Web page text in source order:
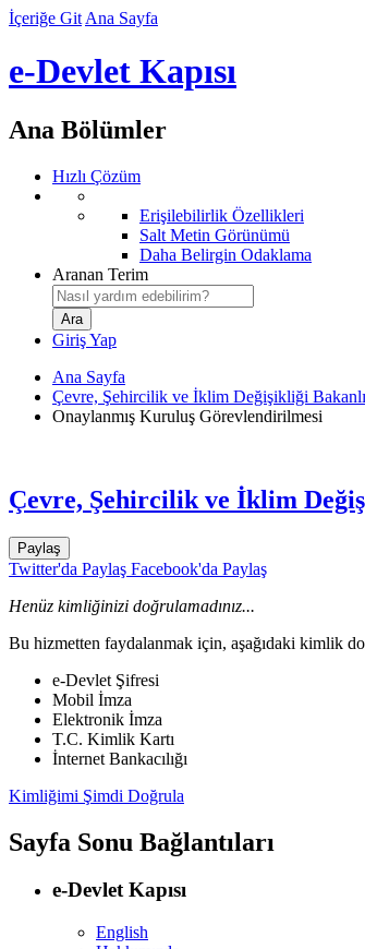
İçeriğe Git Ana Sayfa
e-Devlet Kapısı
Ana Bölümler
Hızlı Çözüm
Erişilebilirlik Özellikleri
Salt Metin Görünümü
Daha Belirgin Odaklama
Aranan Terim
Giriş Yap
Ana Sayfa
Çevre, Şehircilik ve İklim Değişikliği
Onaylanmış Kuruluş Görevlendirilmesi
Çevre, Şehircilik ve İklim
Paylaş
Twitter'da Paylaş Facebook'da Paylaş
Henüz kimliğinizi doğrulamadınız...
Bu hizmetten faydalanmak için, aşağıdaki kimlik
e-Devlet Şifresi
Mobil İmza
Elektronik İmza
T.C. Kimlik Kartı
İnternet Bankacılığı
Kimliğimi Şimdi Doğrula
Sayfa Sonu Bağlantıları
e-Devlet Kapısı
English